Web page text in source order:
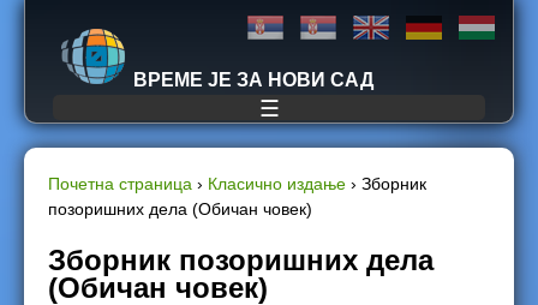
Jump to navigation
ВРЕМЕ ЈЕ ЗА НОВИ САД
☰
Y
o
Почетна страница › Класично издање › Зборник
позоришних дела (Обичан човек)
Зборник позоришних дела
(Обичан човек)